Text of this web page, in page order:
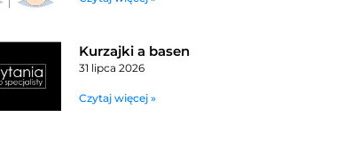
Kurzajki a basen
31 lipca 2026
Czytaj więcej »